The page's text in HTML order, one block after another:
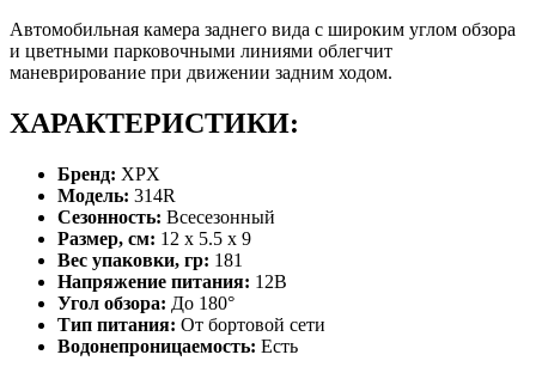
Автомобильная камера заднего вида с широким углом обзора
и цветными парковочными линиями облегчит
маневрирование при движении задним ходом.
ХАРАКТЕРИСТИКИ:
Бренд: XPX
Модель: 314R
Сезонность: Всесезонный
Размер, см: 12 x 5.5 x 9
Вес упаковки, гр: 181
Напряжение питания: 12В
Угол обзора: До 180°
Тип питания: От бортовой сети
Водонепроницаемость: Есть